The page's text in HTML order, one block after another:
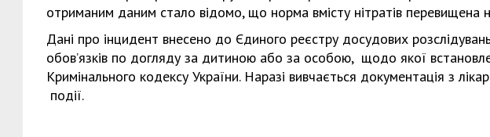
отриманим даним стало відомо, що норма вмісту нітратів перевищена
Дані про інцидент внесено до Єдиного реєстру досудових
обов’язків по догляду за дитиною або за особою, щодо якої
Кримінального кодексу України. Наразі вивчається документація з
події.